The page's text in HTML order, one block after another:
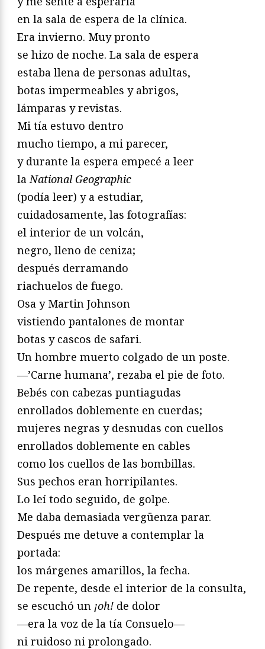
en la sala de espera de la clínica.
Era invierno. Muy pronto
se hizo de noche. La sala de espera
estaba llena de personas adultas,
botas impermeables y abrigos,
lámparas y revistas.
Mi tía estuvo dentro
mucho tiempo, a mi parecer,
y durante la espera empecé a leer
laNational Geographic
(podía leer) y a estudiar,
cuidadosamente, las fotografías:
el interior de un volcán,
negro, lleno de ceniza;
después derramando
riachuelos de fuego.
Osa y Martin Johnson
vistiendo pantalones de montar
botas y cascos de safari.
Un hombre muerto colgado de un poste.
—’Carne humana’, rezaba el pie de foto.
Bebés con cabezas puntiagudas
enrollados doblemente en cuerdas;
mujeres negras y desnudas con cuellos
enrollados doblemente en cables
como los cuellos de las bombillas.
Sus pechos eran horripilantes.
Lo leí todo seguido, de golpe.
Me daba demasiada vergüenza parar.
Después me detuve a contemplar la
portada:
los márgenes amarillos, la fecha.
De repente, desde el interior de la consulta,
se escuchó un ¡oh! de dolor
—era la voz de la tía Consuelo—
ni ruidoso ni prolongado.